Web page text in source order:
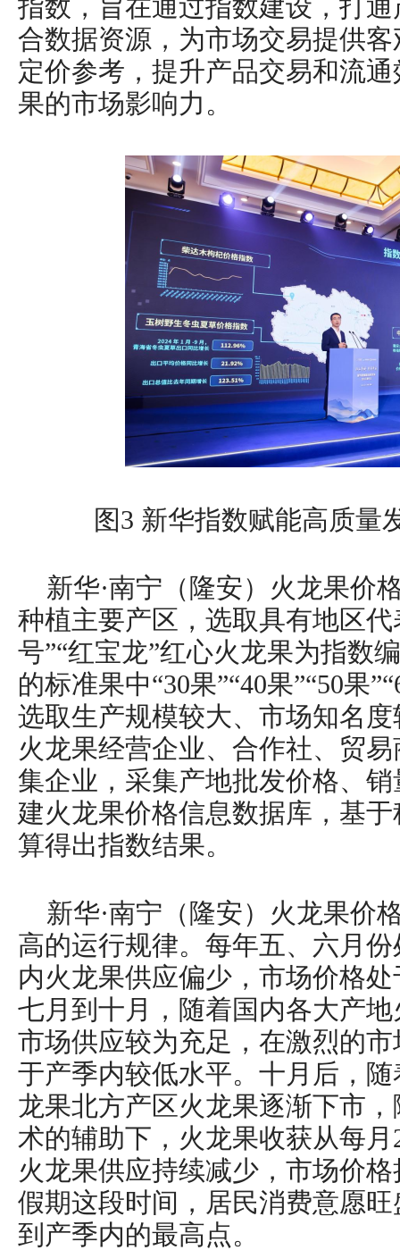
指数，旨在通过指数建设，打
合数据资源，为市场交易提供
定价参考，提升产品交易和流
果的市场影响力。
图3 新华指数赋能高质量
新华·南宁（隆安）火龙果价
种植主要产区，选取具有地区
号”“红宝龙”红心火龙果为指数
的标准果中“30果”“40果”“50果
选取生产规模较大、市场知名
火龙果经营企业、合作社、贸
集企业，采集产地批发价格、
建火龙果价格信息数据库，基
算得出指数结果。
新华·南宁（隆安）火龙果价
高的运行规律。每年五、六月
内火龙果供应偏少，市场价格
七月到十月，随着国内各大产
市场供应较为充足，在激烈的
于产季内较低水平。十月后，
龙果北方产区火龙果逐渐下市
术的辅助下，火龙果收获从每
火龙果供应持续减少，市场价
假期这段时间，居民消费意愿
到产季内的最高点。